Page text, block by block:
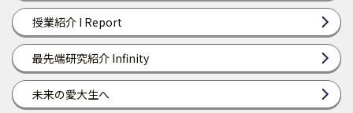
授業紹介 I Report
最先端研究紹介 Infinity
未来の愛大生へ